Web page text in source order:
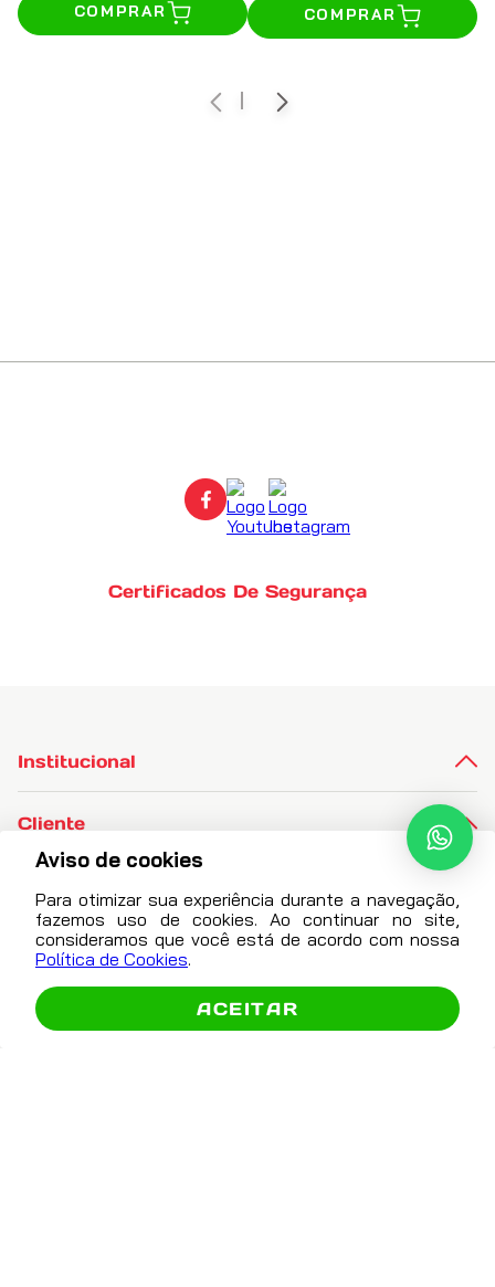
Aviso de cookies
Para otimizar sua experiência durante a navegação,
fazemos uso de cookies. Ao continuar no site,
consideramos que você está de acordo com nossa
Política de Cookies.
ACEITAR
COMPRAR COMPRAR
Abrir
Comparador
Certificados De Segurança
Institucional
Cliente
Atendimento
contato@autonext.com.br
(16) 3600-8860
(16) 99729-0925